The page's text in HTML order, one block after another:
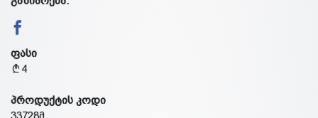
ფასი
4
პროდუქტის კოდი